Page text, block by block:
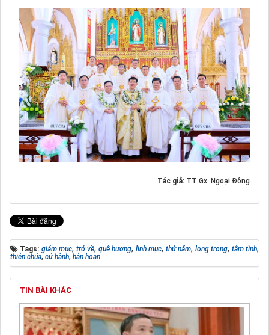
Tác giả: TT Gx. Ngoại Đông
Tags: giám mục, trở về, quê hương, linh mục, thứ năm, long trọng, tâm tình,
thiên chúa, cử hành, hân hoan
TIN BÀI KHÁC